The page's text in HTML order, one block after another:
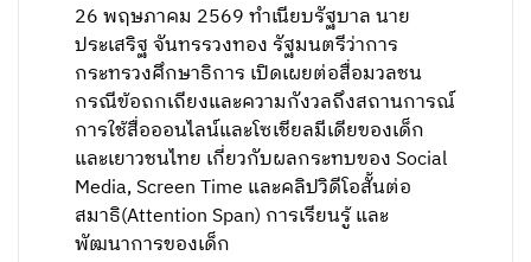
26 พฤษภาคม 2569 ทำเนียบรัฐบาล นาย
ประเสริฐ จันทรรวงทอง รัฐมนตรีว่าการ
กระทรวงศึกษาธิการ เปิดเผยต่อสื่อมวลชน
กรณีข้อถกเถียงและความกังวลถึงสถานการณ์
การใช้สื่อออนไลน์และโซเชียลมีเดียของเด็ก
และเยาวชนไทย เกี่ยวกับผลกระทบของ Social
Media, Screen Time และคลิปวิดีโอสั้นต่อ
สมาธิ(Attention Span) การเรียนรู้ และ
พัฒนาการของเด็ก